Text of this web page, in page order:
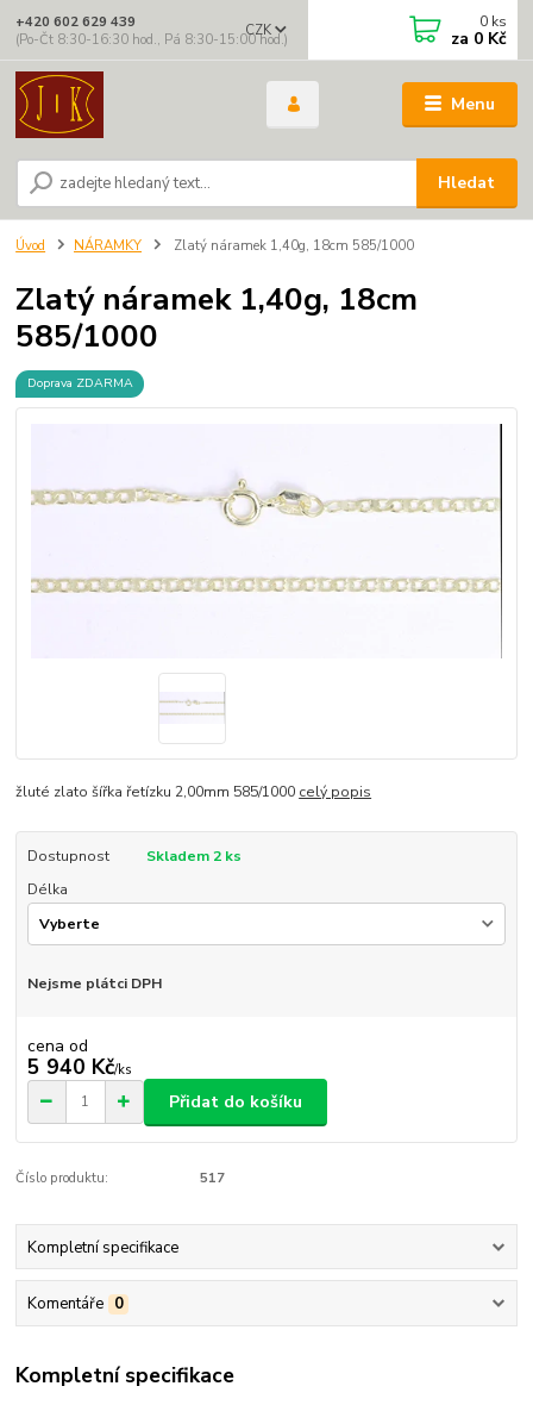
Menu
CZK
Hledat
+420 602 629 439
(Po-Čt 8:30-16:30 hod., Pá 8:30-15:00 hod.)
0 ks
za 0 Kč
Úvod NÁRAMKY Zlatý náramek 1,40g, 18cm 585/1000
Zlatý náramek 1,40g, 18cm
585/1000
Doprava ZDARMA
žluté zlato šířka řetízku 2,00mm 585/1000 celý popis
Dostupnost
Skladem 2 ks
Délka
Nejsme plátci DPH
cena od
5 940 Kč/ks
Přidat do košíku
Číslo produktu: 517
Kompletní specifikace
Komentáře 0
Kompletní specifikace